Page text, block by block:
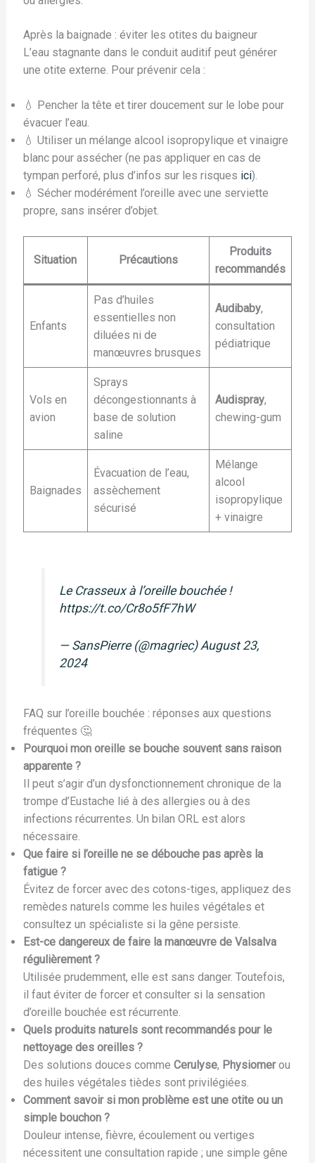
Après la baignade : éviter les otites du baigneur
L’eau stagnante dans le conduit auditif peut générer
une otite externe. Pour prévenir cela :
💧 Pencher la tête et tirer doucement sur le lobe pour
évacuer l’eau.
💧 Utiliser un mélange alcool isopropylique et vinaigre
blanc pour assécher (ne pas appliquer en cas de
tympan perforé, plus d’infos sur les risques ici).
💧 Sécher modérément l’oreille avec une serviette
propre, sans insérer d’objet.
Situation Précautions
Produits
recommandés
Enfants
Pas d’huiles
essentielles non
diluées ni de
manœuvres brusques
Audibaby,
consultation
pédiatrique
Vols en
avion
Sprays
décongestionnants à
base de solution
saline
Audispray,
chewing-gum
Baignades
Évacuation de l’eau,
assèchement
sécurisé
Mélange
alcool
isopropylique
+ vinaigre
Le Crasseux à l’oreille bouchée !
https://t.co/Cr8o5fF7hW
— SansPierre (@magriec) August 23,
2024
FAQ sur l’oreille bouchée : réponses aux questions
fréquentes 🤔
Pourquoi mon oreille se bouche souvent sans raison
apparente ?
Il peut s’agir d’un dysfonctionnement chronique de la
trompe d’Eustache lié à des allergies ou à des
infections récurrentes. Un bilan ORL est alors
nécessaire.
Que faire si l’oreille ne se débouche pas après la
fatigue ?
Évitez de forcer avec des cotons-tiges, appliquez des
remèdes naturels comme les huiles végétales et
consultez un spécialiste si la gêne persiste.
Est-ce dangereux de faire la manœuvre de Valsalva
régulièrement ?
Utilisée prudemment, elle est sans danger. Toutefois,
il faut éviter de forcer et consulter si la sensation
d’oreille bouchée est récurrente.
Quels produits naturels sont recommandés pour le
nettoyage des oreilles ?
Des solutions douces comme Cerulyse, Physiomerou
des huiles végétales tièdes sont privilégiées.
Comment savoir si mon problème est une otite ou un
simple bouchon ?
Douleur intense, fièvre, écoulement ou vertiges
nécessitent une consultation rapide ; une simple gêne